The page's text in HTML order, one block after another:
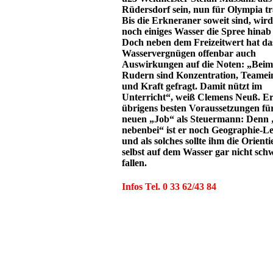
Rüdersdorf sein, nun für Olympia
Bis die Erkneraner soweit sind,
noch einiges Wasser die Spree
Doch neben dem Freizeitwert hat
Wasservergnügen offenbar auch
Auswirkungen auf die Noten: „Beim
Rudern sind Konzentration,
und Kraft gefragt. Damit nützt im
Unterricht“, weiß Clemens Neuß.
übrigens besten Voraussetzungen
neuen „Job“ als Steuermann: Denn
nebenbei“ ist er noch Geographie-
und als solches sollte ihm die
selbst auf dem Wasser gar nicht
fallen.
Infos Tel. 0 33 62/43 84